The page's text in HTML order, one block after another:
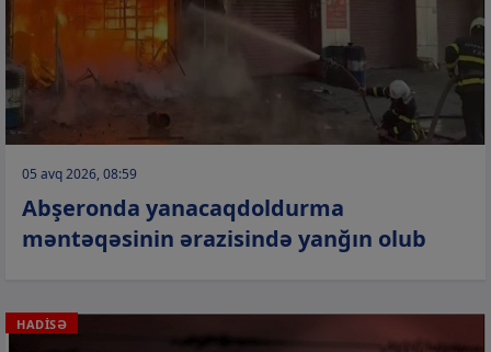
05 avq 2026, 08:59
Abşeronda yanacaqdoldurma
məntəqəsinin ərazisində yanğın olub
HADİSƏ